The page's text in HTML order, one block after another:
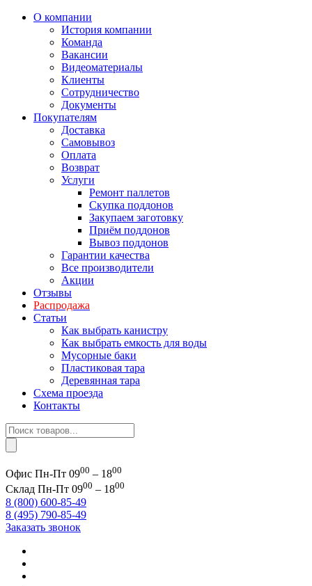
О компании
История компании
Команда
Вакансии
Видеоматериалы
Клиенты
Сотрудничество
Документы
Покупателям
Доставка
Самовывоз
Оплата
Возврат
Услуги
Ремонт паллетов
Скупка поддонов
Закупаем заготовку
Приём поддонов
Вывоз поддонов
Гарантии качества
Все производители
Акции
Отзывы
Распродажа
Статьи
Как выбрать канистру
Как выбрать емкость для воды
Мусорные баки
Пластиковая тара
Деревянная тара
Схема проезда
Контакты
Поиск
товаров
Офис Пн-Пт 0900 – 1800
Склад Пн-Пт 0900 – 1800
8 (800) 600-85-49
8 (495) 790-85-49
Заказать звонок